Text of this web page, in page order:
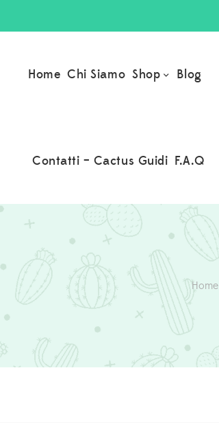
Home Chi Siamo Shop Blog
Contatti – Cactus Guidi F.A.Q
Home